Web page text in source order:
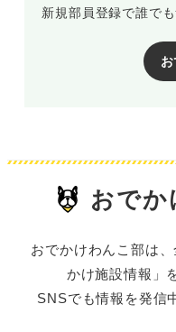
新規部員登録で誰で
おでか
おでかけわんこ部は
かけ施設情報」
SNSでも情報を発信